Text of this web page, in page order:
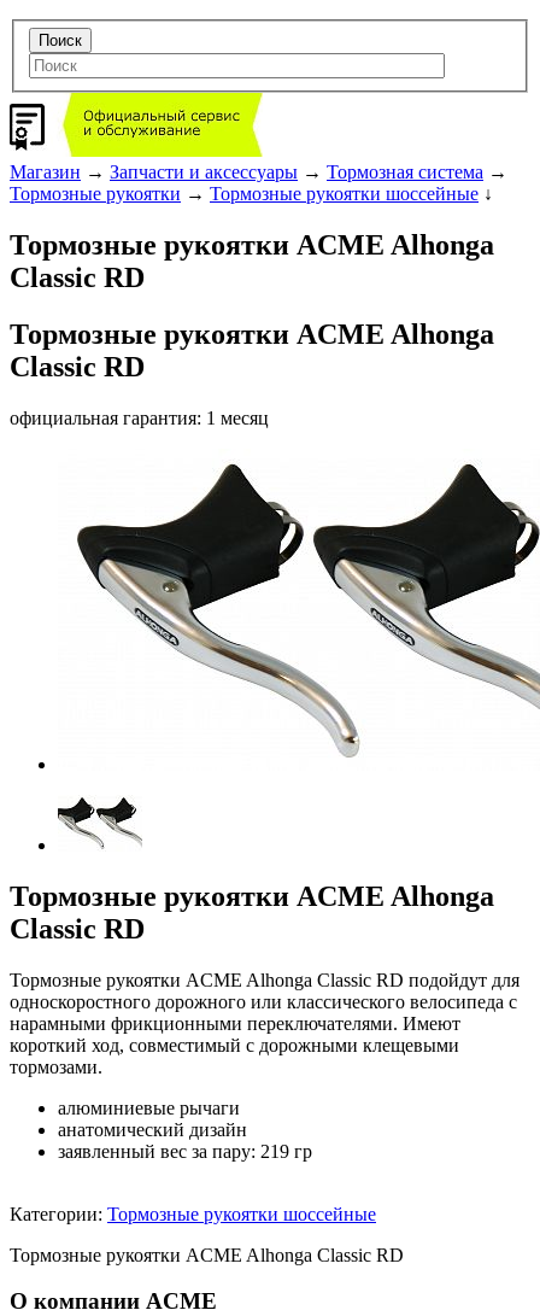
Магазин → Запчасти и аксессуары → Тормозная система →
Тормозные рукоятки → Тормозные рукоятки шоссейные ↓
Тормозные рукоятки ACME Alhonga
Classic RD
Тормозные рукоятки ACME Alhonga
Classic RD
официальная гарантия: 1 месяц
Тормозные рукоятки ACME Alhonga
Classic RD
Тормозные рукоятки ACME Alhonga Classic RD подойдут для
односкоростного дорожного или классического велосипеда с
нарамными фрикционными переключателями. Имеют
короткий ход, совместимый с дорожными клещевыми
тормозами.
алюминиевые рычаги
анатомический дизайн
заявленный вес за пару: 219 гр
Категории: Тормозные рукоятки шоссейные
Тормозные рукоятки ACME Alhonga Classic RD
О компании ACME